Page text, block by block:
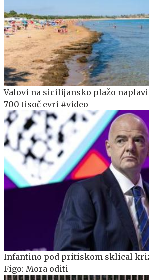
Valovi na sicilijansko plažo
700 tisoč evri #video
Infantino pod pritiskom sklical
Figo: Mora oditi